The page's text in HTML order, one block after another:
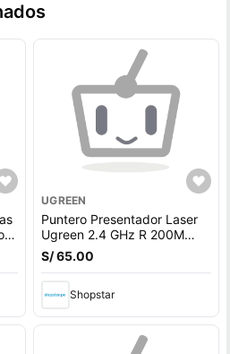
UGREEN
Puntero Presentador Laser
Ugreen 2.4 GHz R 200M
Control R 100M Black
50654
S/ 65.00
Shopstar